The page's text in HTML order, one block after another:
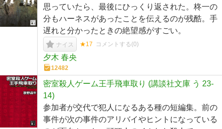
思っていたら、最後にひっくり返された。柊一の
分もハーネスがあったことを伝えるのが残酷。手
遅れと分かったときの絶望感がすごい。
ナイス ★17 コメントする(0)
夕木 春央
12482
密室殺人ゲーム王手飛車取り (講談社文庫 う 23-
14)
参加者が交代で犯人になるある種の短編集。前の
事件が次の事件のアリバイやヒントになっている